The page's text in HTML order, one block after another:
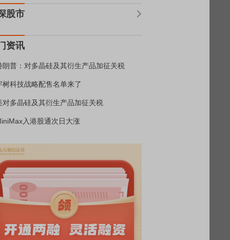
股市
资讯
朗普：对多晶硅及其衍生产品加征关税
树科技战略配售名单来了
对多晶硅及其衍生产品加征关税
入港股通次日大涨